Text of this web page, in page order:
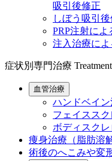
吸引後修正
しぼう吸引
PRP注射に
注入治療に
症状別専門治療
血管治療
ハンドベイン
フェイスス
ボディスク
痩身治療（脂肪溶
術後のへこみや変